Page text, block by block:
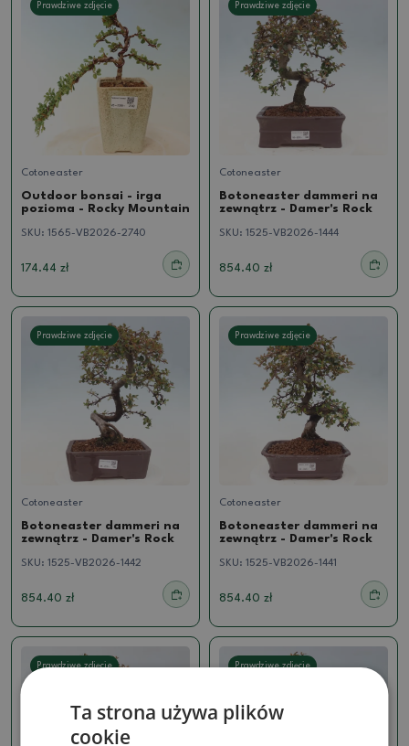
Prawdziwe zdjęcie
Cotoneaster
Outdoor bonsai - irga
pozioma - Rocky Mountain
SKU: 1565-VB2026-2740
174.44 zł
Prawdziwe zdjęcie
Cotoneaster
Botoneaster dammeri na
zewnątrz - Damer's Rock
SKU: 1525-VB2026-1444
854.40 zł
Prawdziwe zdjęcie
Cotoneaster
Botoneaster dammeri na
zewnątrz - Damer's Rock
SKU: 1525-VB2026-1442
854.40 zł
Prawdziwe zdjęcie
Cotoneaster
Botoneaster dammeri na
zewnątrz - Damer's Rock
SKU: 1525-VB2026-1441
854.40 zł
Prawdziwe zdjęcie Prawdziwe zdjęcie
Ta strona używa plików
cookie